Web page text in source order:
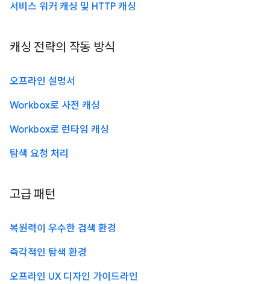
서비스 워커 캐싱 및 HTTP 캐싱
캐싱 전략의 작동 방식
오프라인 설명서
Workbox로 사전 캐싱
Workbox로 런타임 캐싱
탐색 요청 처리
고급 패턴
복원력이 우수한 검색 환경
즉각적인 탐색 환경
오프라인 UX 디자인 가이드라인